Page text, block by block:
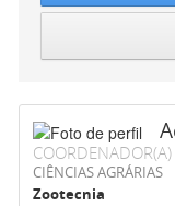
COORDENADOR(A)
CIÊNCIAS AGRÁRIAS
Zootecnia